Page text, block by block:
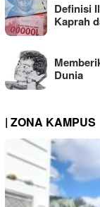
Definisi
Kaprah
Dunia
| ZONA KAMPUS